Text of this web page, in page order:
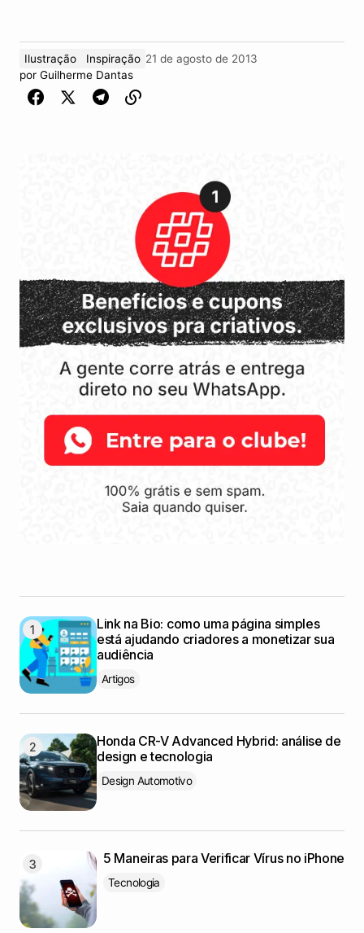
Ilustração Inspiração 21 de agosto de 2013
por Guilherme Dantas
Link na Bio: como uma página simples
está ajudando criadores a monetizar sua
audiência
Artigos
Honda CR-V Advanced Hybrid: análise de
design e tecnologia
Design Automotivo
5 Maneiras para Verificar Vírus no iPhone
Tecnologia